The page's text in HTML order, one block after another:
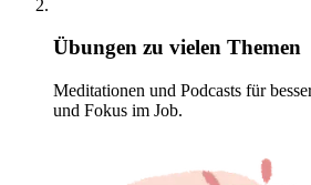
Übungen zu vielen Themen
Meditationen und Podcasts für
und Fokus im Job.